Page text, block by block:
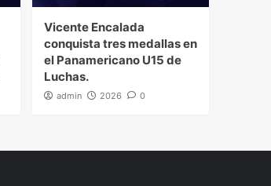
Vicente Encalada
conquista tres medallas en
el Panamericano U15 de
Luchas.
admin 2026 0